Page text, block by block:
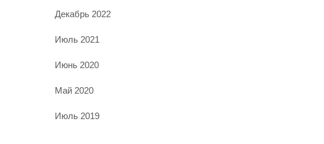
Декабрь 2022
Июль 2021
Июнь 2020
Май 2020
Июль 2019